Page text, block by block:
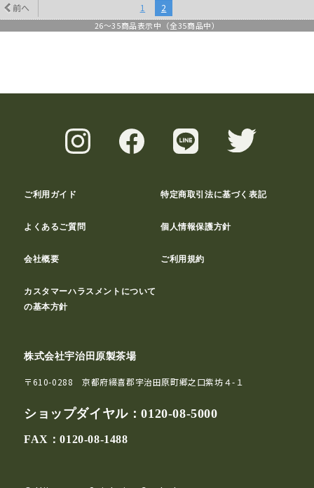
前へ 1 2
26～35商品表示中（全35商品中）
ご利用ガイド 特定商取引法に基づく表記
よくあるご質問 個人情報保護方針
会社概要 ご利用規約
カスタマーハラスメントについて
の基本方針
株式会社宇治田原製茶場
〒610-0288 京都府綴喜郡宇治田原町郷之口紫坊４-１
ショップダイヤル：0120-08-5000
FAX：0120-08-1488